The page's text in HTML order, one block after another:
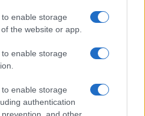
enable storage
the website or app.
enable storage
enable storage
authentication
Z